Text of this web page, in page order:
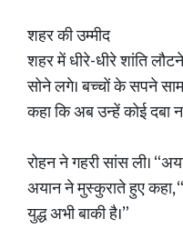
शहर की उम्मीद
शहर में धीरे-धीरे शांति
सोने लगे। बच्चों के सपने
कहा कि अब उन्हें कोई दबा
रोहन ने गहरी सांस ली।
अयान ने मुस्कुराते हुए कहा,
युद्ध अभी बाकी है।”